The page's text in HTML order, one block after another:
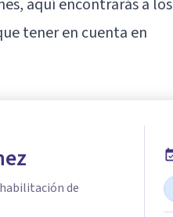
aquí encontrarás a los
tener en cuenta en
de